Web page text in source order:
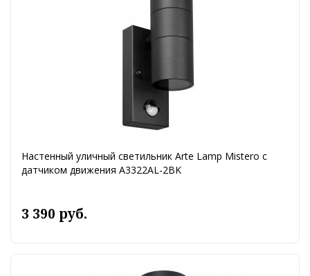
Настенный уличный светильник Arte Lamp Mistero с
датчиком движения A3322AL-2BK
3 390 руб.